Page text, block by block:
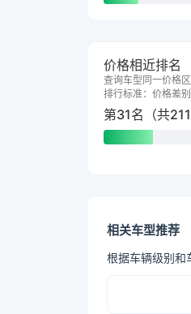
价格相近排名
查询车型同一价格
排行标准：价格差
第31名（共211
相关车型推荐
根据车辆级别和